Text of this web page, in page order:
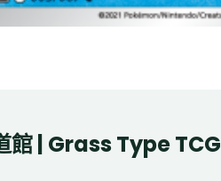
館 | Grass Type TCG